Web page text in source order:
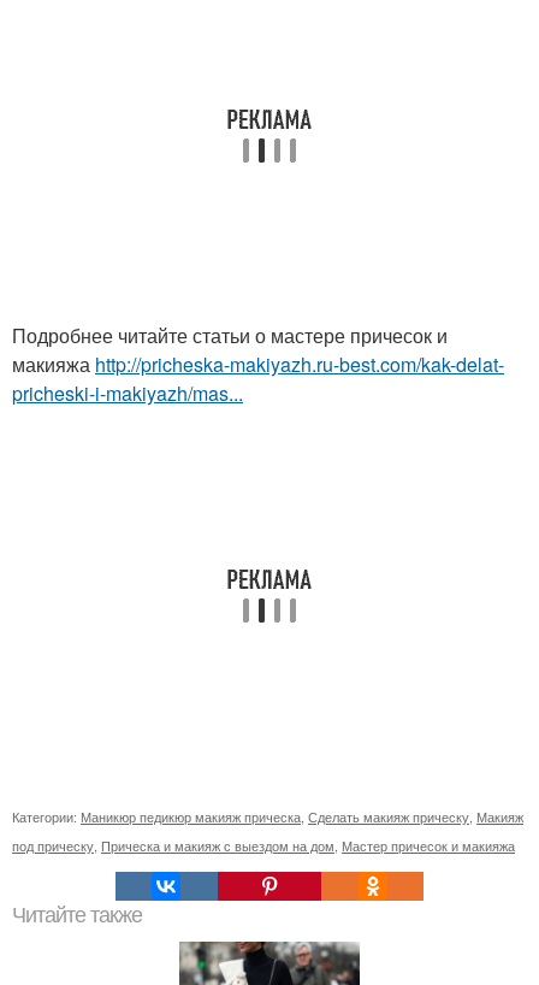
Подробнее читайте статьи о мастере причесок и
макияжа http://pricheska-makiyazh.ru-best.com/kak-delat-
pricheski-i-makiyazh/mas...
Категории: Маникюр педикюр макияж прическа Сделать макияж прическу Макияж
под прическу Прическа и макияж с выездом на дом Мастер причесок и макияжа
Читайте также